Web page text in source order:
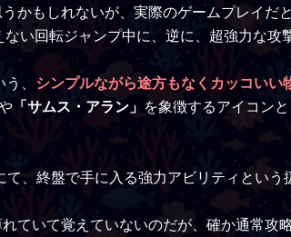
うかもしれないが、実際のゲームプレイだ
ない回転ジャンプ中に、逆に、超強力な攻
う、 シンプルながら途方もなくカッコいい
「サムス・アラン」 を象徴するアイコン
、終盤で手に入る強力アビリティという
ていて覚えていないのだが、確か通常攻